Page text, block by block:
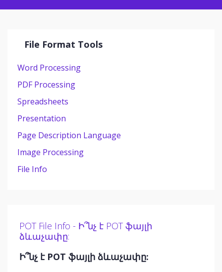
File Format Tools
Word Processing
PDF Processing
Spreadsheets
Presentation
Page Description Language
Image Processing
File Info
POT File Info - Ի՞նչ է POT ֆայլի
ձևաչափը:
Ի՞նչ է POT ֆայլի ձևաչափը: